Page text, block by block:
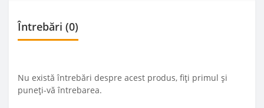
Întrebări (0)
Nu există întrebări despre acest produs, fiți primul și
puneți-vă întrebarea.